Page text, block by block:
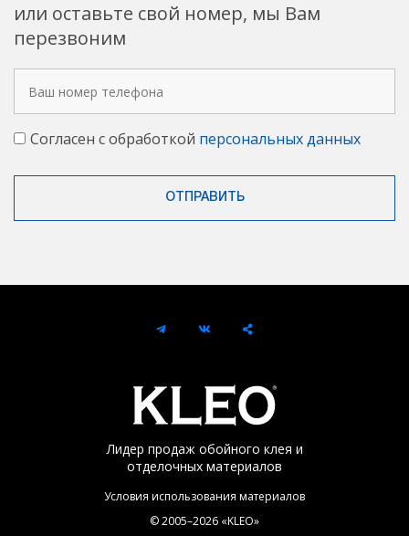
или оставьте свой номер, мы Вам
перезвоним
Согласен с обработкой персональных данных
Лидер продаж обойного клея и
отделочных материалов
Условия использования материалов
© 2005–2026 «KLEO»